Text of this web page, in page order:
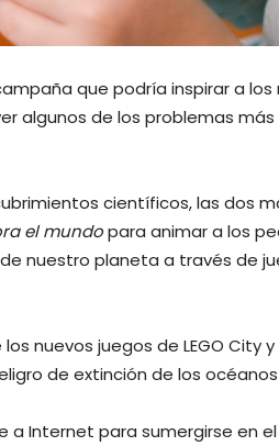
que podría inspirar a los
algunos de los problemas
científicos, las dos
el mundopara animar a los
nuestro planeta a través de
nuevos juegos de LEGO City y
de extinción de los océanos
Internet para sumergirse en